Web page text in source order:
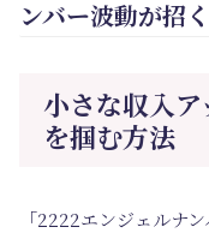
ンバー波動が招
小さな収入
を掴む方法
「2222エンジェルナ